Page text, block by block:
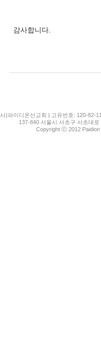
감사합니다.
사)파이디온선교회 | 고유번호: 120-82-
137-840 서울시 서초구 서초대
Copyright ⓒ 2012